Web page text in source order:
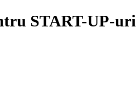
START-UP-uri